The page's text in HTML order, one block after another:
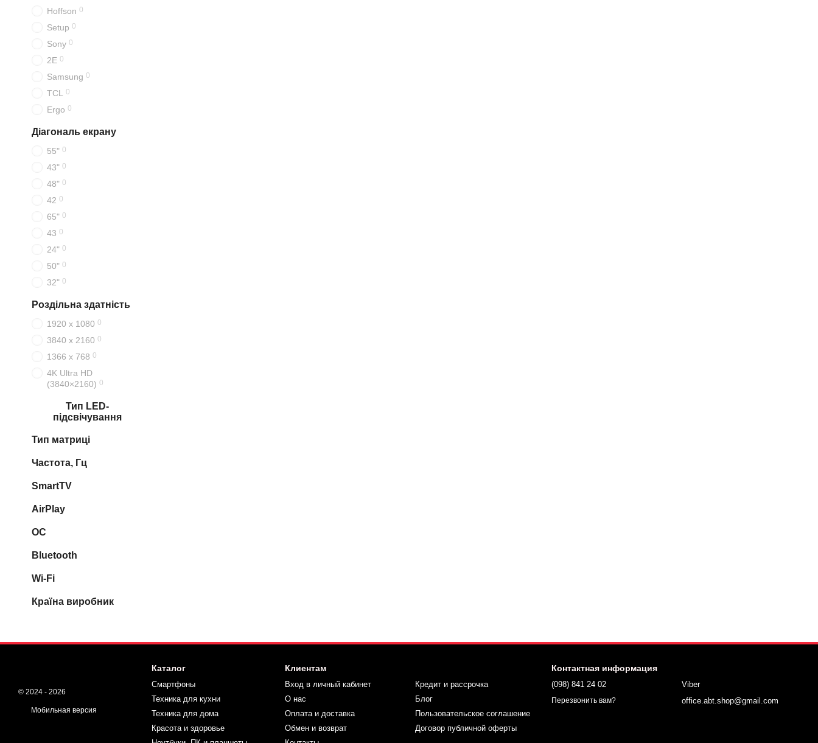
Hoffson 0
Setup 0
Sony 0
2E 0
Samsung 0
TCL 0
Ergo 0
Діагональ екрану
55" 0
43" 0
48" 0
42 0
65" 0
43 0
24" 0
50" 0
32" 0
Роздільна здатність
1920 x 1080 0
3840 x 2160 0
1366 x 768 0
4K Ultra HD
(3840×2160) 0
Тип LED-
підсвічування
Тип матриці
Частота, Гц
SmartTV
AirPlay
ОС
Bluetooth
Wi-Fi
Країна виробник
© 2024 - 2026
Мобильная версия
Каталог
Смартфоны
Техника для кухни
Техника для дома
Красота и здоровье
Клиентам
Вход в личный кабинет
О нас
Оплата и доставка
Обмен и возврат
Кредит и рассрочка
Блог
Пользовательское соглашение
Договор публичной оферты
Контактная информация
(098) 841 24 02
Перезвонить вам?
Viber
office.abt.shop@gmail.com